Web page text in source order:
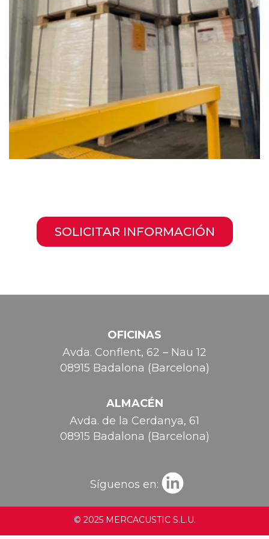
SOLICITAR INFORMACIÓN
OFICINAS
Avda. Conflent, 62 – Nau 12
08915 Badalona (Barcelona)
ALMACÉN
Avda. de la Cerdanya, 61
08915 Badalona (Barcelona)
Síguenos en:
© 2025 MERCACUSTIC S.L.U.